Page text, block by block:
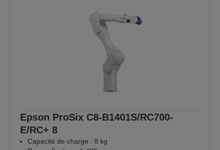
Epson ProSix C8-B1401S/RC700-
E/RC+ 8
Capacité de charge : 8 kg